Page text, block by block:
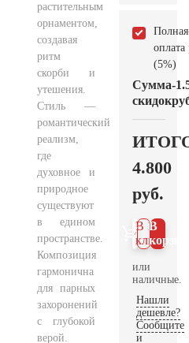
растительным
орнаментом,
создавая
ритм
скорби и
утешения.
Стиль —
романтический
реализм,
где
духовное и
природное
существуют
в едином
пространстве.
Композиция
гармонична
для парных
захоронений
с глубокой
верой.
Полная
оплата
(5%)
Сумма
скидок
-
4.800
руб.
В
В 1
клик
или
наличные.
Нашли
дешевле?
Сообщите
и